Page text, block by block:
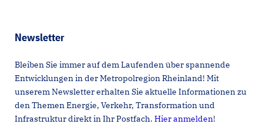
Newsletter
Bleiben Sie immer auf dem Laufenden über spannende
Entwicklungen in der Metropolregion Rheinland! Mit
unserem Newsletter erhalten Sie aktuelle Informationen zu
den Themen Energie, Verkehr, Transformation und
Infrastruktur direkt in Ihr Postfach. Hier anmelden!